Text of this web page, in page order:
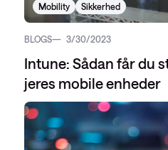
Mobility Sikkerhed
BLOGS 3/30/2023
Intune: Sådan får du
jeres mobile enheder